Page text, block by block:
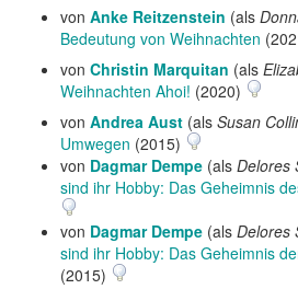
von Anke Reitzenstein (als
Bedeutung von Weihnachten
von Christin Marquitan (als
Weihnachten Ahoi! (2020)
von Andrea Aust (als Susan
Umwegen (2015)
von Dagmar Dempe (als Delores
sind ihr Hobby: Das Geheimnis
von Dagmar Dempe (als Delores
sind ihr Hobby: Das Geheimnis
(2015)